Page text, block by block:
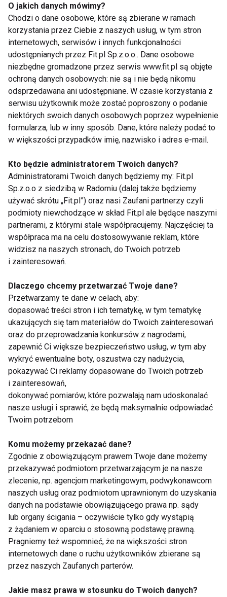
działania mimo przeszkód. Cieszy fakt, że składy
trenerskie od lat zdają sobie sprawę z siły ludzkiej
psychiki i pracują nad nią. Wsparcie mentalne
powinno być standardem zarówno w drużynach, jak i
u sportowców indywidualnych. Ci ostatni często
sami sięgają po to wsparcie, gdy czują, że to już ten
moment.
Presja w życiu i w sporcie jest nieunikniona. To od
nas zależy, czy będzie nas motywować, czy
powstrzymywać. Wszyscy startujący na Igrzyskach
aby presja, oczekiwania i nadzieje napędzały ich do
działania i walki, nie załamując ich bez względu na
wynik.
WELLNESS OLIMPIADA AKTUALNOŚCI
Wellness
Dlaczego po obiedzie
chce ci się spać?
Dietetyk wyjaśnia 7
najczęstszych
– dlaczego zamiast
energii wraca
Tenis, badminton i
ping-pong ćwiczą nie
tylko ciało. Co dzieje
się wtedy w mózgu?
Aktywna regeneracja
– 7 sposobów na
szybszy powrót do
formy
Pokaż więcej
O jakich danych mówimy?
Chodzi o dane osobowe, które są zbierane w ramach
korzystania przez Ciebie z naszych usług, w tym stron
internetowych, serwisów i innych funkcjonalności
udostępnianych przez Fit.pl Sp.z.o.o.. Dane osobowe
niezbędne gromadzone przez serwis www.fit.pl są objęte
ochroną danych osobowych: nie są i nie będą nikomu
odsprzedawana ani udostępniane. W czasie korzystania z
serwisu użytkownik może zostać poproszony o podanie
niektórych swoich danych osobowych poprzez wypełnienie
formularza, lub w inny sposób. Dane, które należy podać to
w większości przypadków imię, nazwisko i adres e-mail.
Kto będzie administratorem Twoich danych?
Administratorami Twoich danych będziemy my: Fit.pl
Sp.z.o.o z siedzibą w Radomiu (dalej także będziemy
używać skrótu „Fit.pl”) oraz nasi Zaufani partnerzy czyli
podmioty niewchodzące w skład Fit.pl ale będące naszymi
partnerami, z którymi stale współpracujemy. Najczęściej ta
współpraca ma na celu dostosowywanie reklam, które
widzisz na naszych stronach, do Twoich potrzeb
i zainteresowań.
Dlaczego chcemy przetwarzać Twoje dane?
Przetwarzamy te dane w celach, aby:
dopasować treści stron i ich tematykę, w tym tematykę
ukazujących się tam materiałów do Twoich zainteresowań
oraz do przeprowadzania konkursów z nagrodami,
zapewnić Ci większe bezpieczeństwo usług, w tym aby
wykryć ewentualne boty, oszustwa czy nadużycia,
pokazywać Ci reklamy dopasowane do Twoich potrzeb
i zainteresowań,
dokonywać pomiarów, które pozwalają nam udoskonalać
nasze usługi i sprawić, że będą maksymalnie odpowiadać
Twoim potrzebom
Komu możemy przekazać dane?
Zgodnie z obowiązującym prawem Twoje dane możemy
przekazywać podmiotom przetwarzającym je na nasze
zlecenie, np. agencjom marketingowym, podwykonawcom
naszych usług oraz podmiotom uprawnionym do uzyskania
danych na podstawie obowiązującego prawa np. sądy
lub organy ścigania – oczywiście tylko gdy wystąpią
z żądaniem w oparciu o stosowną podstawę prawną.
Pragniemy też wspomnieć, że na większości stron
internetowych dane o ruchu użytkowników zbierane są
przez naszych Zaufanych parterów.
Jakie masz prawa w stosunku do Twoich danych?